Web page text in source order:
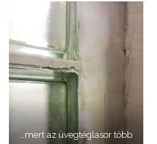
…mert az üvegtéglasor több